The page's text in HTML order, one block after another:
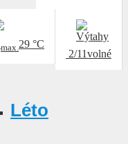
2/11volné
max.29 °C
Léto